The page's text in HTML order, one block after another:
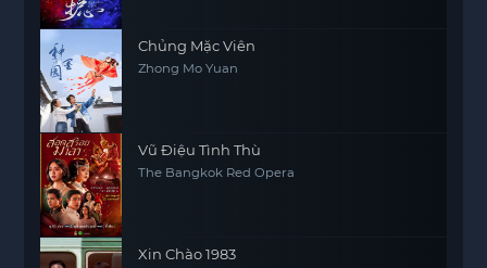
Chủng Mặc Viên
Zhong Mo Yuan
Vũ Điệu Tình Thù
The Bangkok Red Opera
Xin Chào 1983